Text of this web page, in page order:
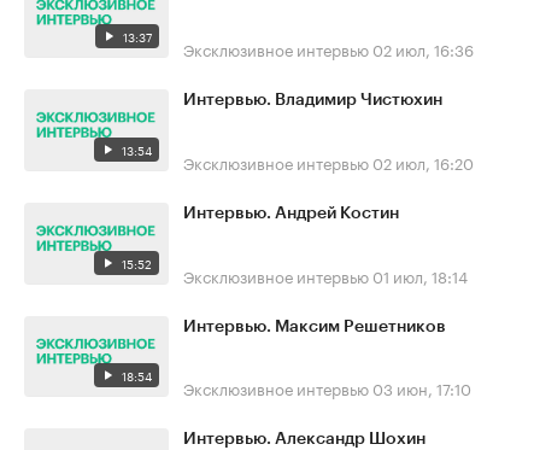
13:37 Эксклюзивное интервью 02 июл, 16:36
13:54
Интервью. Владимир Чистюхин
Эксклюзивное интервью 02 июл, 16:20
15:52
Интервью. Андрей Костин
Эксклюзивное интервью 01 июл, 18:14
18:54
Интервью. Максим Решетников
Эксклюзивное интервью 03 июн, 17:10
Интервью. Александр Шохин